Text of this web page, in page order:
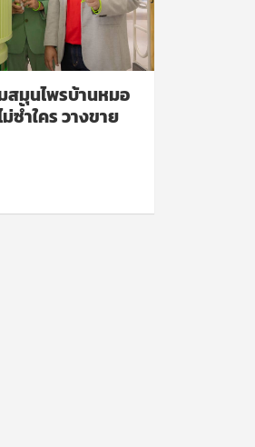
สมุนไพรบ้านหมอ
ซ้ำใคร วางขาย